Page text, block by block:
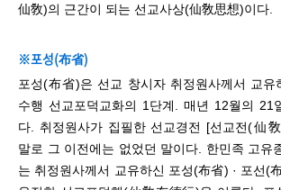
仙敎)의 근간이 되는 선교사상(仙敎思想)이다.
※포성(布省)
포성(布省)은 선교 창시자 취정원사께서 교유
수행 선교포덕교화의 1단계. 매년 12월의 21
다. 취정원사가 집필한 선교경전 [선교전(仙
말로 그 이전에는 없었던 말이다. 한민족 고유
는 취정원사께서 교유하신 포성(布省) · 포선(